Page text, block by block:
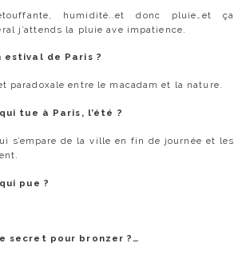
humidité..et donc pluie…et ça
j’attends la pluie ave impatience.
estival de Paris ?
paradoxale entre le macadam et la nature.
tue à Paris, l’été ?
s’empare de la ville en fin de journée et les
pue ?
secret pour bronzer ?…